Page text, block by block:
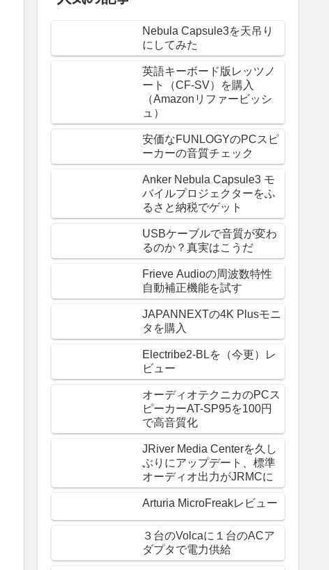
Nebula Capsule3を天吊り
にしてみた
英語キーボード版レッツノ
ート（CF-SV）を購入
（Amazonリファービッシ
ュ）
安価なFUNLOGYのPCスピ
ーカーの音質チェック
Anker Nebula Capsule3 モ
バイルプロジェクターをふ
るさと納税でゲット
USBケーブルで音質が変わ
るのか？真実はこうだ
Frieve Audioの周波数特性
自動補正機能を試す
JAPANNEXTの4K Plusモニ
タを購入
Electribe2-BLを（今更）レ
ビュー
オーディオテクニカのPCス
ピーカーAT-SP95を100円
で高音質化
JRiver Media Centerを久し
ぶりにアップデート、標準
オーディオ出力がJRMCに
Arturia MicroFreakレビュー
３台のVolcaに１台のACア
ダプタで電力供給